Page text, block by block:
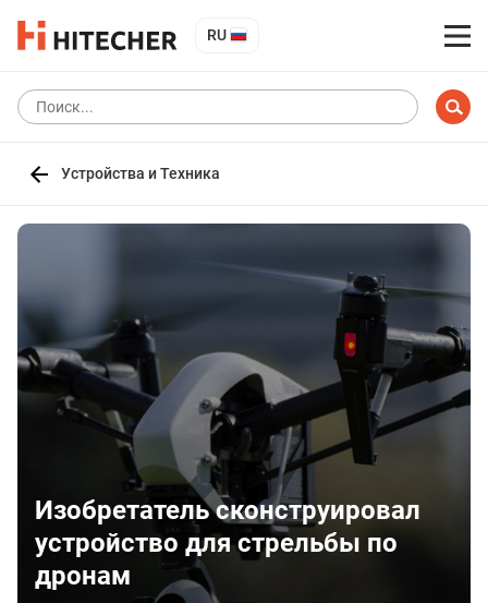
RU
Устройства и Техника
Изобретатель сконструировал
устройство для стрельбы по
дронам